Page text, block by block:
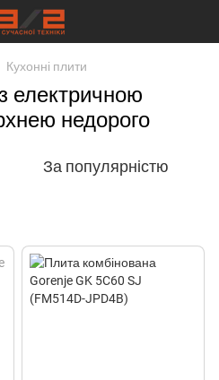
Кухонні плити
електричною
недорого
За популярністю